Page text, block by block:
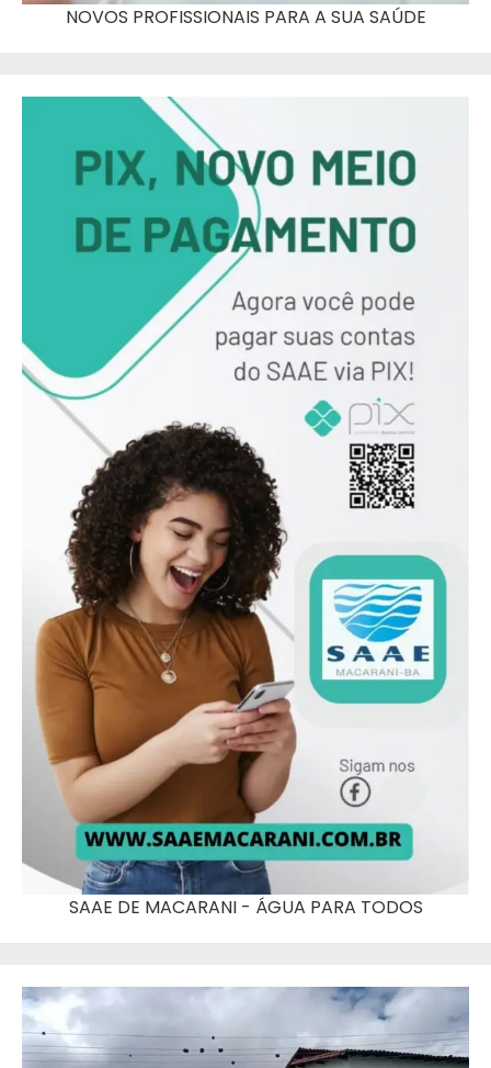
NOVOS PROFISSIONAIS PARA A SUA SAÚDE
SAAE DE MACARANI - ÁGUA PARA TODOS